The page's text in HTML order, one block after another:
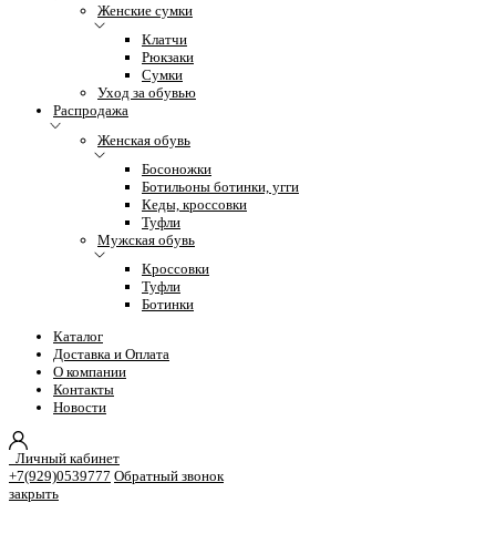
Женские сумки
Клатчи
Рюкзаки
Сумки
Уход за обувью
Распродажа
Женская обувь
Босоножки
Ботильоны ботинки, угги
Кеды, кроссовки
Туфли
Мужская обувь
Кроссовки
Туфли
Ботинки
Каталог
Доставка и Оплата
О компании
Контакты
Новости
Личный кабинет
+7(929)0539777 Обратный звонок
закрыть